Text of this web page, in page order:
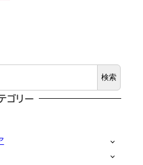
検索
ゴリー